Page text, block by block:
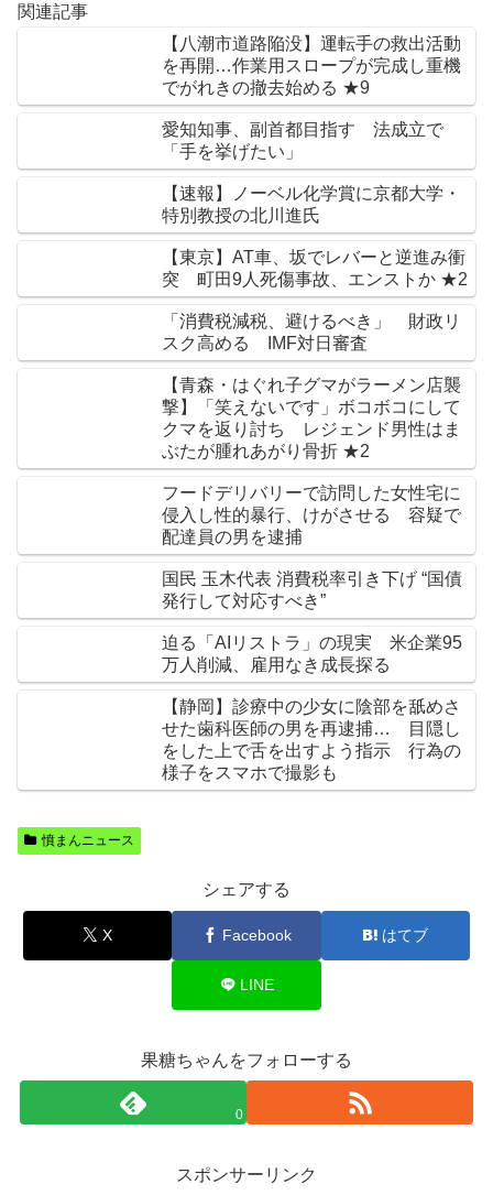
関連記事
【八潮市道路陥没】運転手の救出活動
を再開…作業用スロープが完成し重機
でがれきの撤去始める ★9
愛知知事、副首都目指す 法成立で
「手を挙げたい」
【速報】ノーベル化学賞に京都大学・
特別教授の北川進氏
【東京】AT車、坂でレバーと逆進み衝
突 町田9人死傷事故、エンストか ★2
「消費税減税、避けるべき」 財政リ
スク高める IMF対日審査
【青森・はぐれ子グマがラーメン店襲
撃】「笑えないです」ボコボコにして
クマを返り討ち レジェンド男性はま
ぶたが腫れあがり骨折 ★2
フードデリバリーで訪問した女性宅に
侵入し性的暴行、けがさせる 容疑で
配達員の男を逮捕
国民 玉木代表 消費税率引き下げ “国債
発行して対応すべき”
迫る「AIリストラ」の現実 米企業95
万人削減、雇用なき成長探る
【静岡】診療中の少女に陰部を舐めさ
せた歯科医師の男を再逮捕… 目隠し
をした上で舌を出すよう指示 行為の
様子をスマホで撮影も
憤まんニュース
シェアする
X Facebook はてブ
LINE
果糖ちゃんをフォローする
0
スポンサーリンク